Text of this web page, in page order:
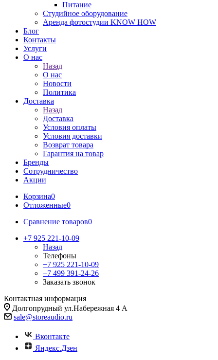
Питание
Студийное оборудование
Аренда фотостудии KNOW HOW
Блог
Контакты
Услуги
О нас
Назад
О нас
Новости
Политика
Доставка
Назад
Доставка
Условия оплаты
Условия доставки
Возврат товара
Гарантия на товар
Бренды
Сотрудничество
Акции
Корзина0
Отложенные0
Сравнение товаров0
+7 925 221-10-09
Назад
Телефоны
+7 925 221-10-09
+7 499 391-24-26
Заказать звонок
Контактная информация
Долгопрудный ул.Набережная 4 А
sale@storeaudio.ru
Вконтакте
Яндекс.Дзен